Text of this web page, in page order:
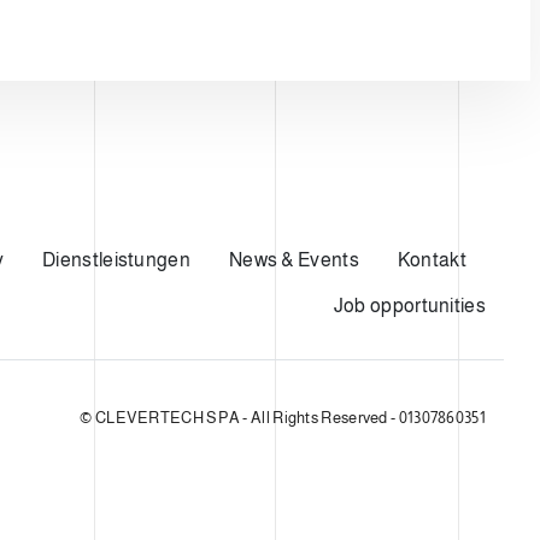
Dienstleistungen News & Events Kontakt
Job opportunities
© CLEVERTECH SPA - All Rights Reserved - 01307860351